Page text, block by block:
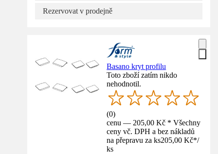
Rezervovat v prodejně
Basano kryt profilu
Toto zboží zatím nikdo
nehodnotil.
(0)
cenu — 205,00 Kč * Všechny
ceny vč. DPH a bez nákladů
na přepravu za ks205,00 Kč*/
ks